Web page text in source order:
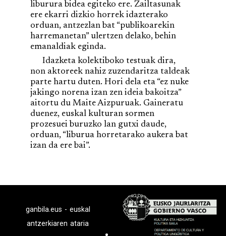
liburura bidea egiteko ere. Zailtasunak
ere ekarri dizkio horrek idazterako
orduan, antzezlan bat “publikoarekin
harremanetan” ulertzen delako, behin
emanaldiak eginda.
Idazketa kolektiboko testuak dira,
non aktoreek nahiz zuzendaritza taldeak
parte hartu duten. Hori dela eta “ez nuke
jakingo norena izan zen ideia bakoitza”
aitortu du Maite Aizpuruak. Gaineratu
duenez, euskal kulturan sormen
prozesuei buruzko lan gutxi daude,
orduan, “liburua horretarako aukera bat
izan da ere bai”.
ganbila.eus - euskal
antzerkiaren ataria